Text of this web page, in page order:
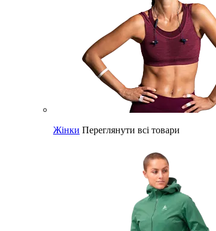
Жінки Переглянути всі товари